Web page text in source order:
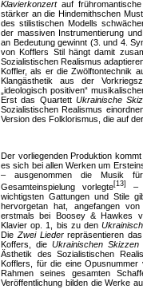
Klavierkonzertauf
stärker an die Hindemithschen
des stilistischen Modells
der massiven Instrumentierung
an Bedeutung gewinnt (3. und 4.
von Kofflers Stil hängt damit
Sozialistischen Realismus
Koffler, als er die Zwölftontechnik
Klangästhetik aus der
„ideologisch positiven“
Erst das QuartettUkrainische
Sozialistischen Realismus
Version des Folklorismus, die auf
Der vorliegenden Produktion
es sich bei allen Werken um
– ausgenommen die Musik
Gesamteinspielung vorlegte[13]
–
wichtigsten Gattungen und Stile
hervorgetan hat, angefangen
erstmals bei Boosey & Hawkes
Klavier op. 1, bis zu den
Die Zwei Liederrepräsentieren das
Koffers, die Ukrainischen Skizzen
Ästhetik des Sozialistischen
Kofflers, für die eine Opusnummer
Rahmen seines gesamten
Veröffentlichung bilden die Werke